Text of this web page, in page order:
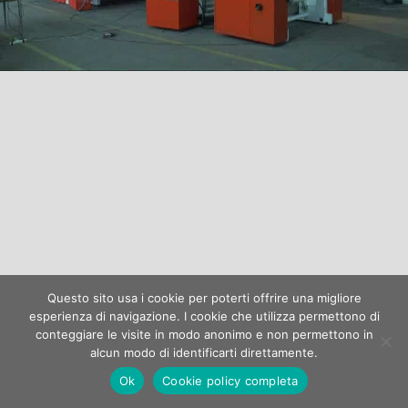
Bonardi Flex SRL - P.IVA: 04745960163
Neve| Powered byWordPress
Questo sito usa i cookie per poterti offrire una migliore
esperienza di navigazione. I cookie che utilizza permettono di
conteggiare le visite in modo anonimo e non permettono in
alcun modo di identificarti direttamente.
Ok
Cookie policy completa